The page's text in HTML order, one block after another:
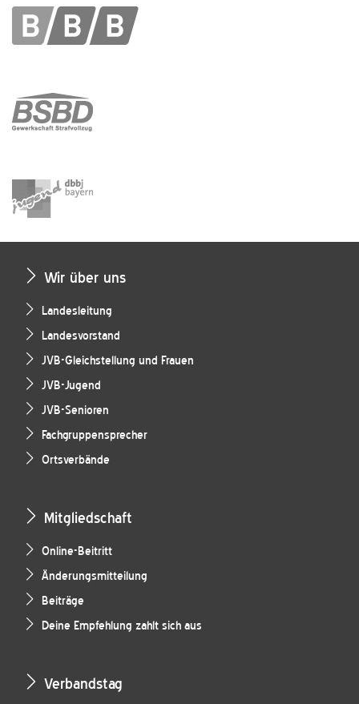
Wir über uns
Landesleitung
Landesvorstand
JVB-Gleichstellung und Frauen
JVB-Jugend
JVB-Senioren
Fachgruppensprecher
Ortsverbände
Mitgliedschaft
Online-Beitritt
Änderungsmitteilung
Beiträge
Deine Empfehlung zahlt sich aus
Verbandstag